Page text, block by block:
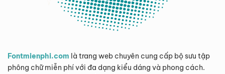
Fontmienphi.com là trang web chuyên cung cấp bộ sưu tập
phông chữ miễn phí với đa dạng kiểu dáng và phong cách.